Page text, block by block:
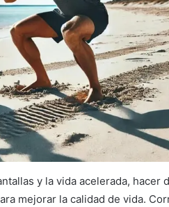
y la vida acelerada, hacer
mejorar la calidad de vida.